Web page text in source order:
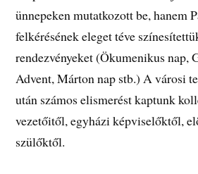
ünnepeken mutatkozott be, hanem
felkérésének eleget téve
rendezvényeket (Ökumenikus nap,
Advent, Márton nap stb.) A városi
után számos elismerést kaptunk
vezetőitől, egyházi képviselőktől,
szülőktől.